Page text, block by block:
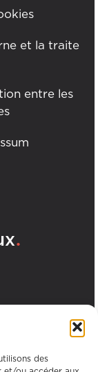
des
et la traite
entre les
.